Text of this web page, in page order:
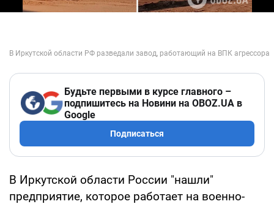
Будьте первыми в курсе главного –
подпишитесь на Новини на OBOZ.UA в
Google
Подписаться
В Иркутской области России "нашли"
предприятие, которое работает на военно-